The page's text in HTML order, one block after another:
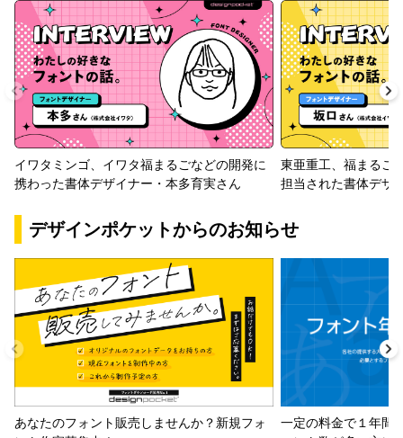
イワタミンゴ、イワタ福まるごなどの開発に
携わった書体デザイナー・本多育実さん
東亜重工、福まるご
担当された書体デザ
デザインポケットからのお知らせ
あなたのフォント販売しませんか？新規フォ
一定の料金で１年間